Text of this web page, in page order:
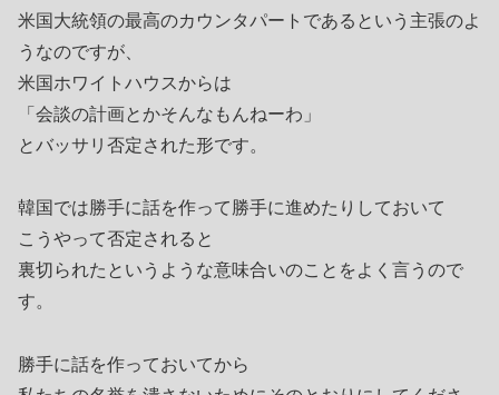
米国大統領の最高のカウンタパートであるという主張のよ
うなのですが、
米国ホワイトハウスからは
「会談の計画とかそんなもんねーわ」
とバッサリ否定された形です。
韓国では勝手に話を作って勝手に進めたりしておいて
こうやって否定されると
裏切られたというような意味合いのことをよく言うので
す。
勝手に話を作っておいてから